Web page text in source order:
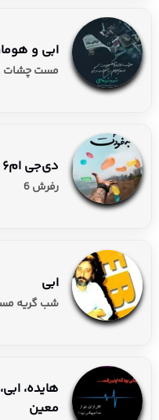
ابی و
مست چشات
دی‌جی ام۶
رفرش 6
ابی
شب گریه
هایده،
معین